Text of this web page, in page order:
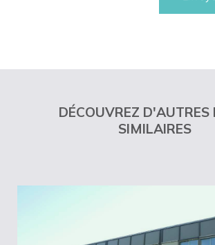
DÉCOUVREZ D'AUTRES
SIMILAIRES